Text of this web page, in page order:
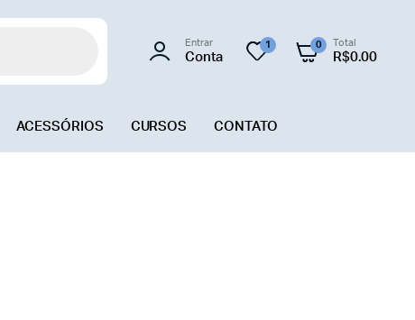
Entrar
Conta
1 0 Total
R$0.00
ACESSÓRIOS CURSOS CONTATO